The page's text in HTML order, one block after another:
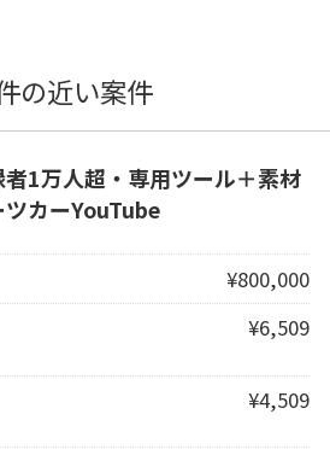
の近い案件
者1万人超・専用ツール＋素材
カーYouTube
¥800,000
¥6,509
¥4,509